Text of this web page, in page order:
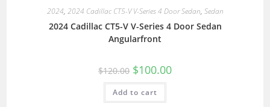
2024, 2024 Cadillac CT5-V V-Series 4 Door Sedan, Sedan
2024 Cadillac CT5-V V-Series 4 Door Sedan
Angularfront
$120.00 $100.00
Add to cart